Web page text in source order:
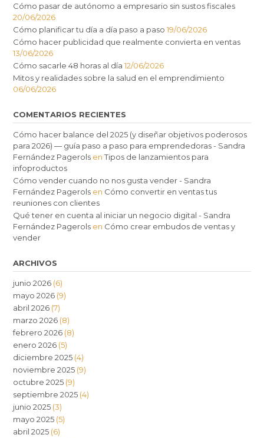
Cómo pasar de autónomo a empresario sin sustos fiscales
20/06/2026
Cómo planificar tu día a día paso a paso 19/06/2026
Cómo hacer publicidad que realmente convierta en ventas
13/06/2026
Cómo sacarle 48 horas al día 12/06/2026
Mitos y realidades sobre la salud en el emprendimiento
06/06/2026
COMENTARIOS RECIENTES
Cómo hacer balance del 2025 (y diseñar objetivos poderosos
para 2026) — guía paso a paso para emprendedoras - Sandra
Fernández Pagerols enTipos de lanzamientos para
infoproductos
Cómo vender cuando no nos gusta vender - Sandra
Fernández Pagerols en Cómo convertir en ventas tus
reuniones con clientes
Qué tener en cuenta al iniciar un negocio digital - Sandra
Fernández Pagerols en Cómo crear embudos de ventas y
vender
ARCHIVOS
junio 2026 (6)
mayo 2026 (9)
abril 2026 (7)
marzo 2026 (8)
febrero 2026 (8)
enero 2026 (5)
diciembre 2025 (4)
noviembre 2025 (9)
octubre 2025 (9)
septiembre 2025 (4)
junio 2025 (3)
mayo 2025 (5)
abril 2025 (6)